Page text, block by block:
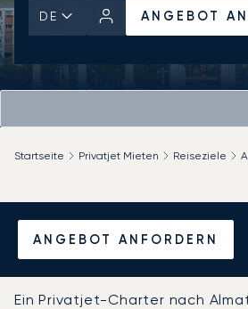
DE ANGEBOT
ANGEBOT ANFORDERN
Startseite Privatjet Mieten Reiseziele
Mieten Sie
von/nach Almaty
Ein Privatjet-Charter nach